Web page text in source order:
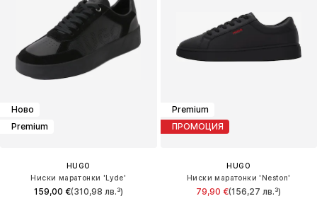
Ново
Premium
HUGO
Ниски маратонки 'Lyde'
159,00 €(310,98 лв.³)
Premium
ПРОМОЦИЯ
HUGO
Ниски маратонки 'Neston'
79,90 €(156,27 лв.³)